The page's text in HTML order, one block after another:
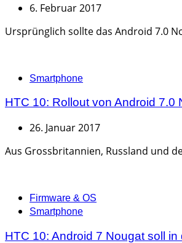
6. Februar 2017
Ursprünglich sollte das Android 7.0
Categories
Smartphone
HTC 10: Rollout von Android 7.0
26. Januar 2017
Aus Grossbritannien, Russland und
Categories
Firmware & OS
Smartphone
HTC 10: Android 7 Nougat soll